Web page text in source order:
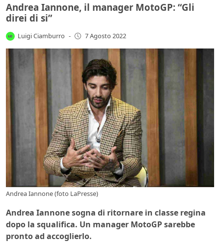
Andrea Iannone, il manager MotoGP: “Gli
direi di si”
Luigi Ciamburro - 7 Agosto 2022
Andrea Iannone (foto LaPresse)
Andrea Iannone sogna di ritornare in classe regina
dopo la squalifica. Un manager MotoGP sarebbe
pronto ad accoglierlo.